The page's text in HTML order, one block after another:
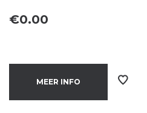
€0.00
MEER INFO